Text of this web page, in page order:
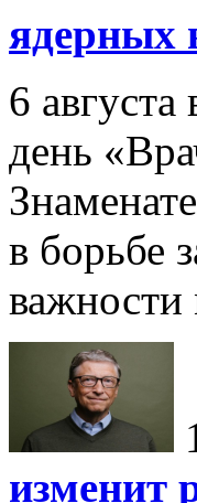
ядерных
6
день
в борьбе
важности
изменит